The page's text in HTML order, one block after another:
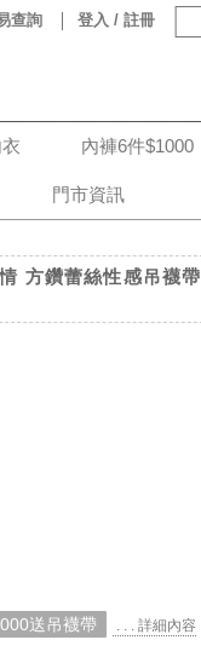
內褲6件$1000
門市資訊
查詢 登入 / 註冊
方鑽蕾絲性感吊襪帶
送吊襪帶 . . . 詳細內容